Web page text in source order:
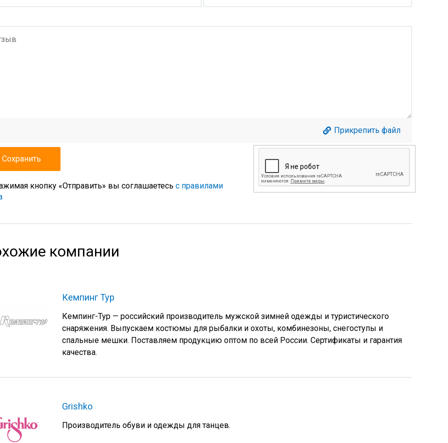
Прикрепить файл
кнопку «Отправить» вы соглашаетесь с правилами
компании
Кемпинг Тур
Кемпинг-Тур — российский производитель мужской зимней одежды и туристического
снаряжения. Выпускаем костюмы для рыбалки и охоты, комбинезоны, снегоступы и
спальные мешки. Поставляем продукцию оптом по всей России. Сертификаты и гарантия
качества.
Grishko
Производитель обуви и одежды для танцев.